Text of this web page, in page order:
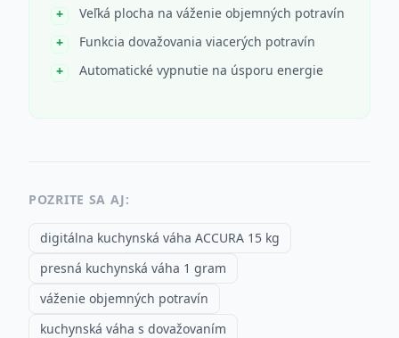
Veľká plocha na váženie objemných potravín
Funkcia dovažovania viacerých potravín
Automatické vypnutie na úsporu energie
POZRITE SA AJ:
digitálna kuchynská váha ACCURA 15 kg
presná kuchynská váha 1 gram
váženie objemných potravín
kuchynská váha s dovažovaním